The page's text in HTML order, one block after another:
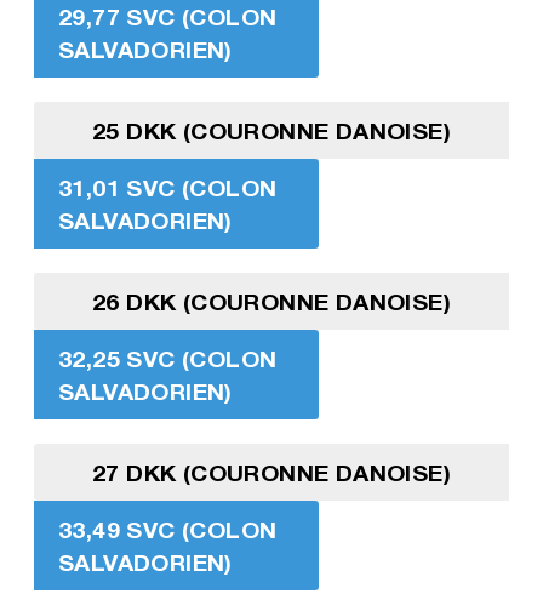
29,77 SVC (COLON
SALVADORIEN)
25 DKK (COURONNE DANOISE)
31,01 SVC (COLON
SALVADORIEN)
26 DKK (COURONNE DANOISE)
32,25 SVC (COLON
SALVADORIEN)
27 DKK (COURONNE DANOISE)
33,49 SVC (COLON
SALVADORIEN)